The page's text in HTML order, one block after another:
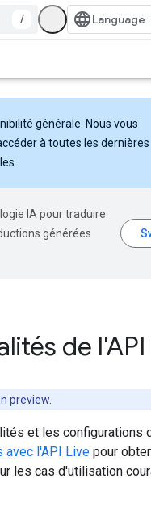
/
générale. Nous vous
à toutes les dernières
IA pour traduire
générées
de l'API
preview.
et les configurations
avec l'API Live pour
les cas d'utilisation